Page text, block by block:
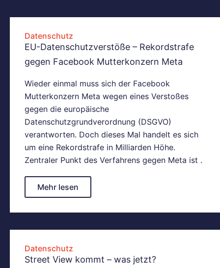
Datenschutz
EU-Datenschutzverstöße – Rekordstrafe
gegen Facebook Mutterkonzern Meta
Wieder einmal muss sich der Facebook
Mutterkonzern Meta wegen eines Verstoßes
gegen die europäische
Datenschutzgrundverordnung (DSGVO)
verantworten. Doch dieses Mal handelt es sich
um eine Rekordstrafe in Milliarden Höhe.
Zentraler Punkt des Verfahrens gegen Meta ist .
Mehr lesen
Datenschutz
Street View kommt – was jetzt?